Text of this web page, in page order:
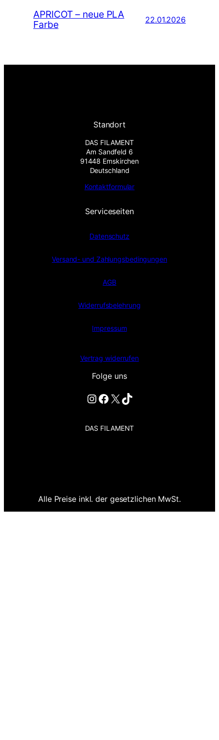
APRICOT – neue PLA
Farbe
22.01.2026
Standort
DAS FILAMENT
Am Sandfeld 6
91448 Emskirchen
Deutschland
Kontaktformular
Serviceseiten
Datenschutz
Versand- und Zahlungsbedingungen
AGB
Widerrufsbelehrung
Impressum
Vertrag widerrufen
Folge uns
Instagram Facebook X TikTok
DAS FILAMENT
Alle Preise inkl. der gesetzlichen MwSt.